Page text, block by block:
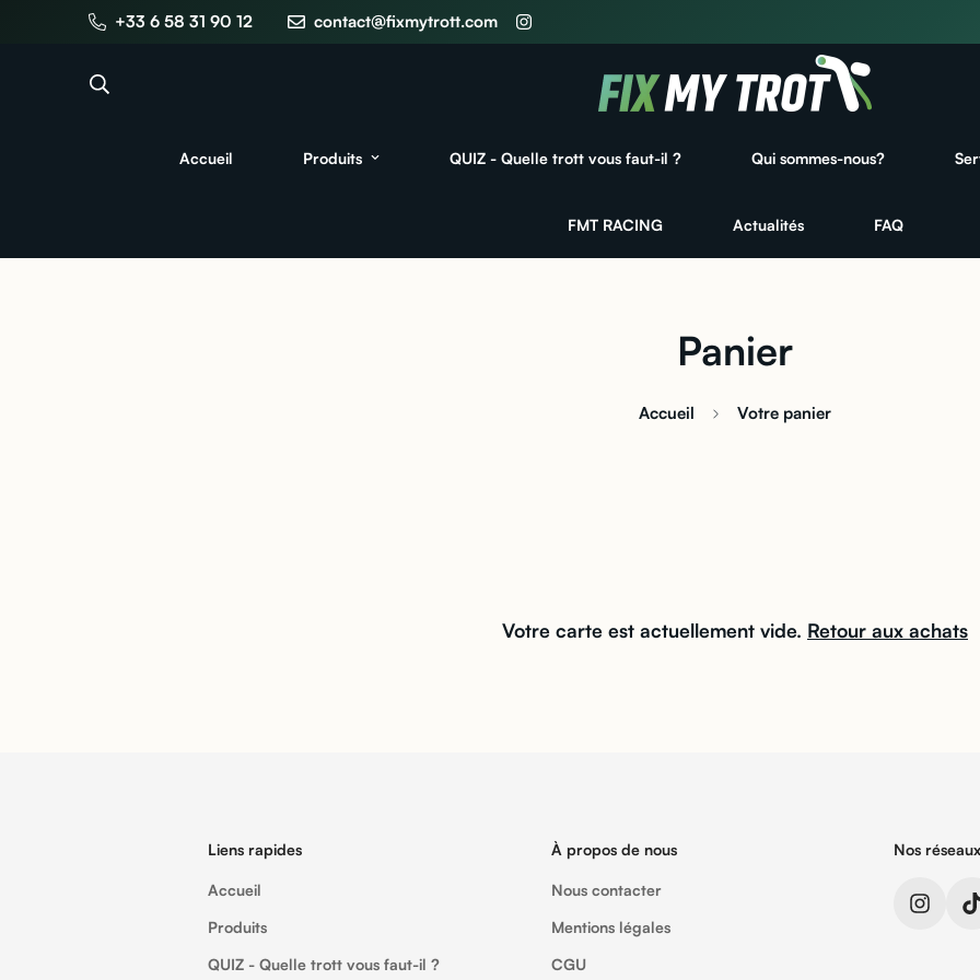
+33 6 58 31 90 12 contact@fixmytrott.com
Accueil Produits QUIZ - Quelle trott vous faut-il ? Qui sommes-nous?
FMT RACING Actualités FAQ
Panier
Accueil Votre panier
Votre carte est actuellement vide. Retour aux achats
Liens rapides
Accueil
Produits
QUIZ - Quelle trott vous faut-il ?
À propos de nous
Nous contacter
Mentions légales
CGU
Nos
Confirm your age